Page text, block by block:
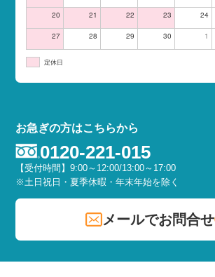
20 21 22 23 24
27 28 29 30 1
定休日
メールでお問合せ
お急ぎの方はこちらから
0120-221-015
【受付時間】9:00～12:00/13:00～17:00
※土日祝日・夏季休暇・年末年始を除く